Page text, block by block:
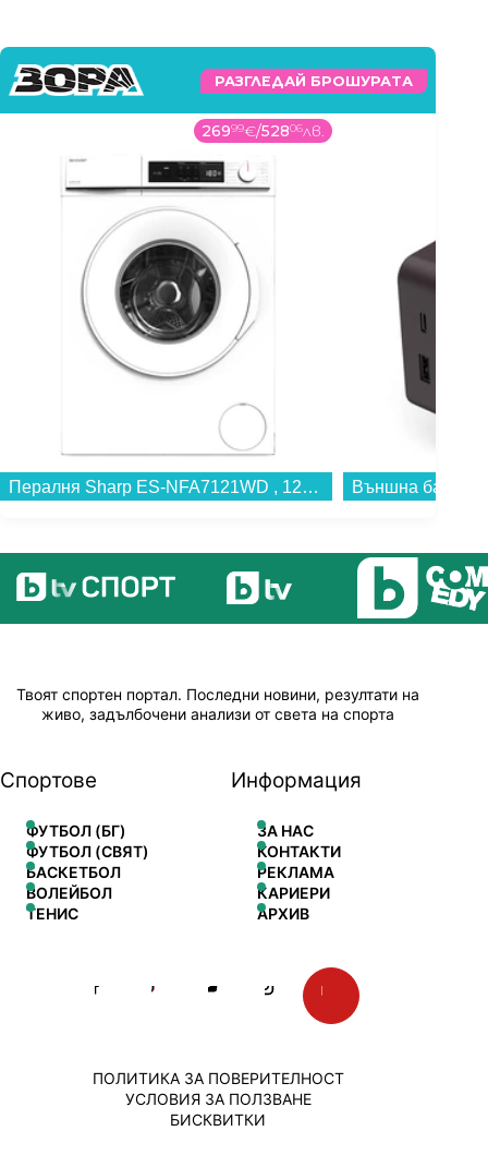
РАЗГЛЕДАЙ БРОШУРАТА
26999€/52806лв.
Пералня Sharp ES-NFA7121WD , 1200 об./мин., 7.00 kg, D , Бял...
Твоят спортен портал. Последни новини, резултати на
живо, задълбочени анализи от света на спорта
Спортове
ФУТБОЛ (БГ)
ФУТБОЛ (СВЯТ)
БАСКЕТБОЛ
ВОЛЕЙБОЛ
ТЕНИС
Информация
ЗА НАС
КОНТАКТИ
РЕКЛАМА
КАРИЕРИ
АРХИВ
ПОЛИТИКА ЗА ПОВЕРИТЕЛНОСТ
УСЛОВИЯ ЗА ПОЛЗВАНЕ
БИСКВИТКИ